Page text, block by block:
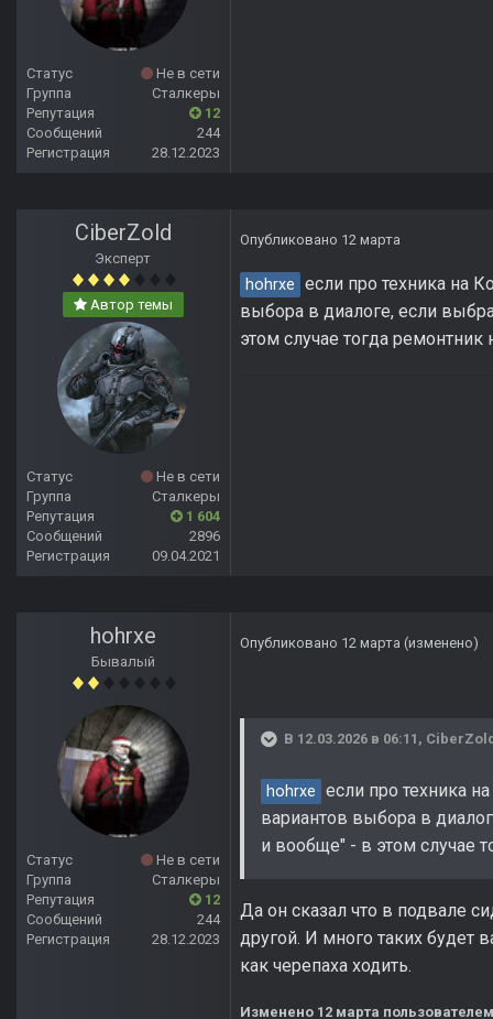
Статус
Не в сети
Группа
Сталкеры
Репутация
12
Сообщений
244
Регистрация
28.12.2023
CiberZold
Эксперт
Автор темы
Статус
Не в сети
Группа
Сталкеры
Репутация
1 604
Сообщений
2896
Регистрация
09.04.2021
Опубликовано 12 марта
hohrxe если про техника на
выбора в диалоге, если
этом случае тогда ремонтник
hohrxe
Бывалый
Статус
Не в сети
Группа
Сталкеры
Репутация
12
Сообщений
244
Регистрация
28.12.2023
Опубликовано 12 марта (изменено)
В 12.03.2026 в 06:11,
hohrxe если про техника
вариантов выбора в
и вообще" - в этом случае
Да он сказал что в подвале
другой. И много таких будет
как черепаха ходить.
Изменено 12 марта